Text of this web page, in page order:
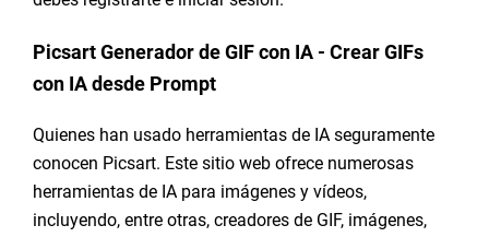
Picsart Generador de GIF con IA - Crear GIFs
con IA desde Prompt
Quienes han usado herramientas de IA seguramente
conocen Picsart. Este sitio web ofrece numerosas
herramientas de IA para imágenes y vídeos,
incluyendo, entre otras, creadores de GIF, imágenes,